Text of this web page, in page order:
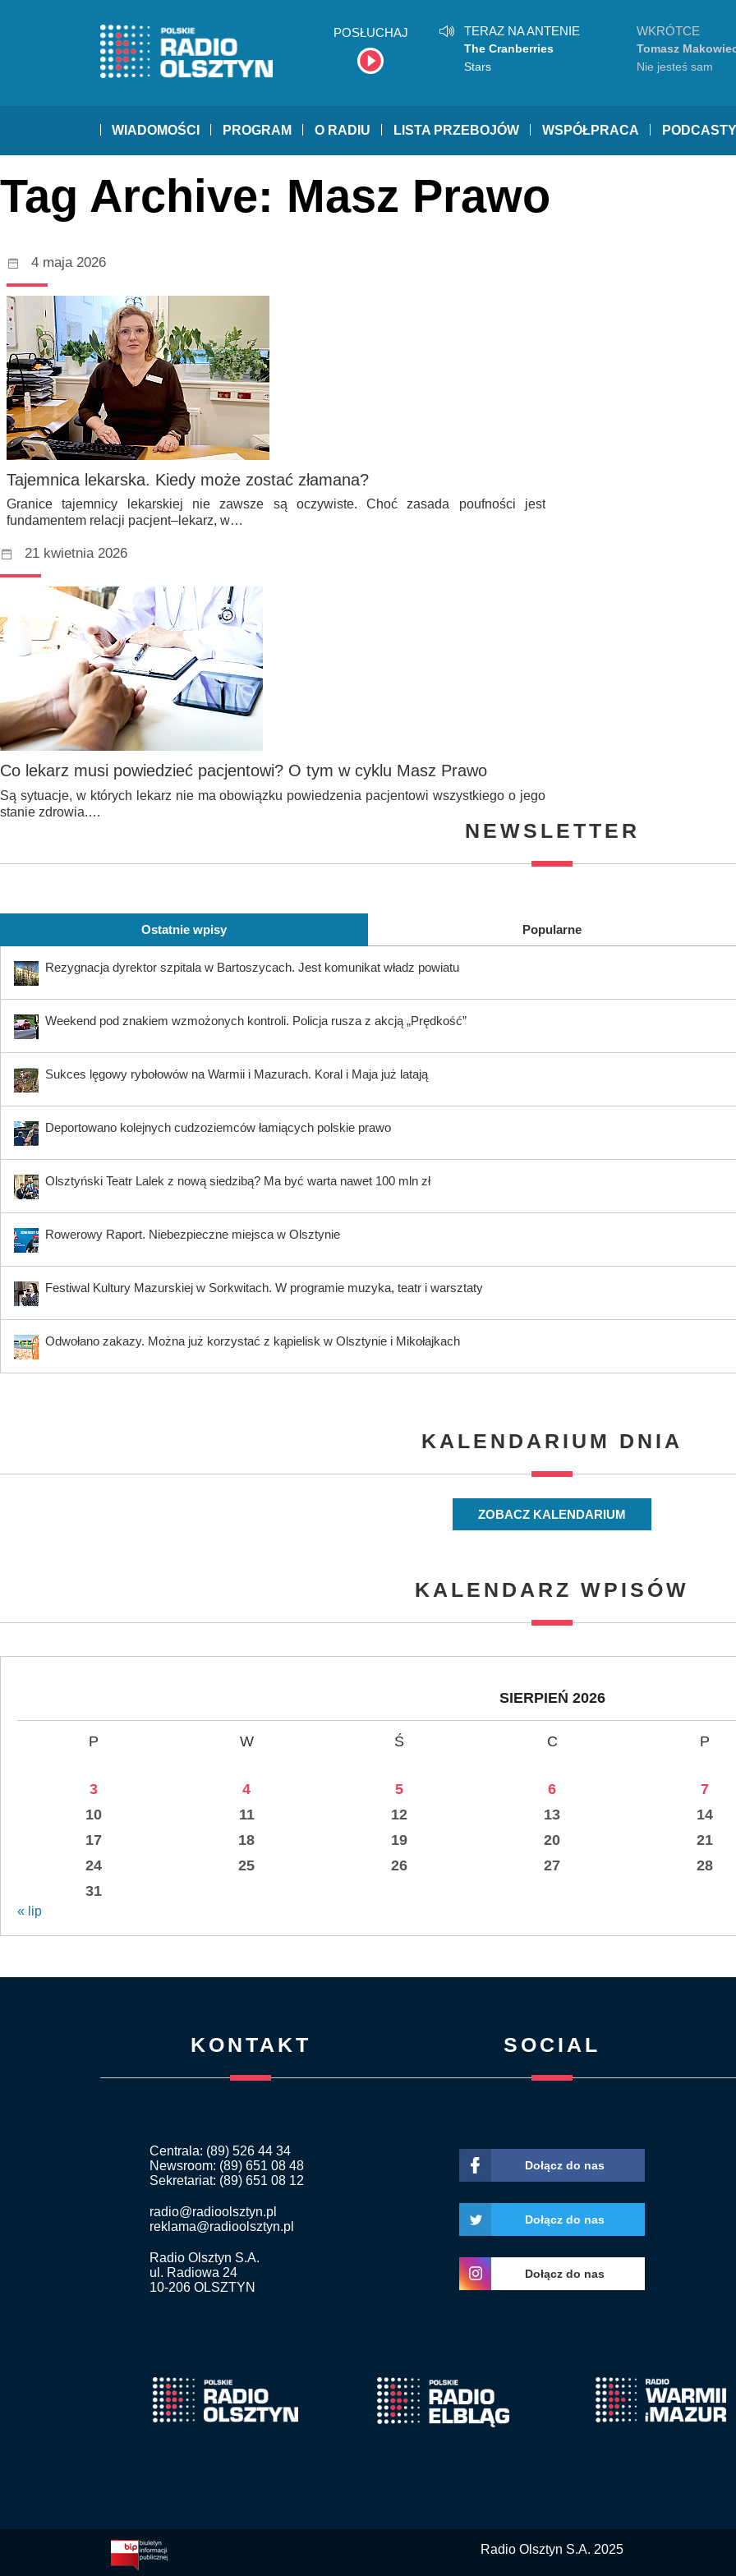
POSŁUCHAJ TERAZ NA ANTENIE
The Cranberries
Stars
WKRÓTCE
Tomasz
Nie jesteś sam
WIADOMOŚCI PROGRAM O RADIU LISTA PRZEBOJÓW WSPÓŁPRACA PODCASTY
Tag Archive: Masz Prawo
4 maja 2026
Tajemnica lekarska. Kiedy może zostać złamana?
Granice tajemnicy lekarskiej nie zawsze są oczywiste. Choć zasada poufności jest
fundamentem relacji pacjent–lekarz, w…
21 kwietnia 2026
Co lekarz musi powiedzieć pacjentowi? O tym w cyklu Masz Prawo
Są sytuacje, w których lekarz nie ma obowiązku powiedzenia pacjentowi wszystkiego o jego
stanie zdrowia.…
NEWSLETTER
Ostatnie wpisy Popularne
Rezygnacja dyrektor szpitala w Bartoszycach. Jest komunikat władz powiatu
Weekend pod znakiem wzmożonych kontroli. Policja rusza z akcją „Prędkość”
Sukces lęgowy rybołowów na Warmii i Mazurach. Koral i Maja już latają
Deportowano kolejnych cudzoziemców łamiących polskie prawo
Olsztyński Teatr Lalek z nową siedzibą? Ma być warta nawet 100 mln zł
Rowerowy Raport. Niebezpieczne miejsca w Olsztynie
Festiwal Kultury Mazurskiej w Sorkwitach. W programie muzyka, teatr i warsztaty
Odwołano zakazy. Można już korzystać z kąpielisk w Olsztynie i Mikołajkach
KALENDARIUM DNIA
ZOBACZ KALENDARIUM
KALENDARZ WPISÓW
SIERPIEŃ 2026
P W Ś C P
3
4 5 6 7
10
11 12 13 14
17
18 19 20 21
24
25 26 27 28
31
« lip
KONTAKT
Centrala: (89) 526 44 34
Newsroom: (89) 651 08 48
Sekretariat: (89) 651 08 12
radio@radioolsztyn.pl
reklama@radioolsztyn.pl
Radio Olsztyn S.A.
ul. Radiowa 24
10-206 OLSZTYN
SOCIAL
Dołącz do nas
Dołącz do nas
Dołącz do nas
Radio Olsztyn S.A. 2025